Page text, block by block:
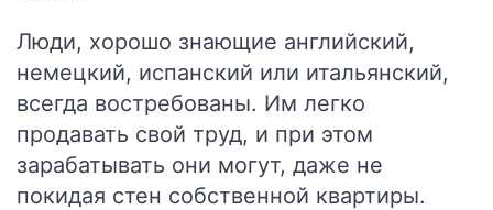
Люди, хорошо знающие английский,
немецкий, испанский или итальянский,
всегда востребованы. Им легко
продавать свой труд, и при этом
зарабатывать они могут, даже не
покидая стен собственной квартиры.